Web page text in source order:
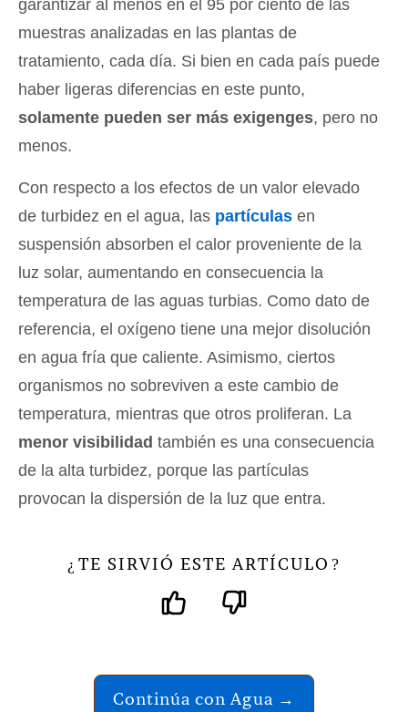
garantizar al menos en el 95 por ciento de las
muestras analizadas en las plantas de
tratamiento, cada día. Si bien en cada país puede
haber ligeras diferencias en este punto,
solamente pueden ser más exigenges, pero no
menos.
Con respecto a los efectos de un valor elevado
de turbidez en el agua, las partículas en
suspensión absorben el calor proveniente de la
luz solar, aumentando en consecuencia la
temperatura de las aguas turbias. Como dato de
referencia, el oxígeno tiene una mejor disolución
en agua fría que caliente. Asimismo, ciertos
organismos no sobreviven a este cambio de
temperatura, mientras que otros proliferan. La
menor visibilidad también es una consecuencia
de la alta turbidez, porque las partículas
provocan la dispersión de la luz que entra.
¿ TE SIRVIÓ ESTE ARTÍCULO ?
Continúa con Agua →